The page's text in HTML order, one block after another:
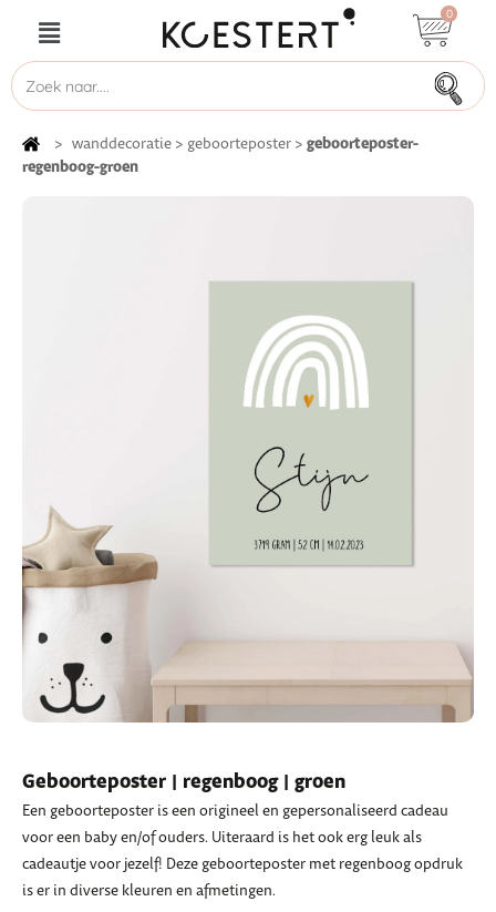
0
> wanddecoratie > geboorteposter > geboorteposter-
regenboog-groen
Geboorteposter | regenboog | groen
Een geboorteposter is een origineel en gepersonaliseerd cadeau
voor een baby en/of ouders. Uiteraard is het ook erg leuk als
cadeautje voor jezelf! Deze geboorteposter met regenboog opdruk
is er in diverse kleuren en afmetingen.